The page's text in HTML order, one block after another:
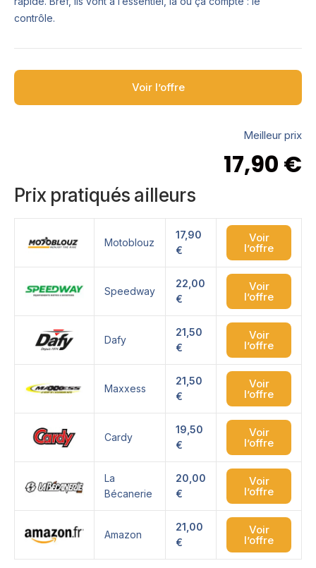
contrôle.
Voir l’offre
Meilleur prix
17,90 €
Prix pratiqués ailleurs
Motoblouz
17,90
€
Voir
l’offre
Speedway
22,00
€
Voir
l’offre
Dafy
21,50
€
Voir
l’offre
Maxxess
21,50
€
Voir
l’offre
Cardy
19,50
€
Voir
l’offre
La
Bécanerie
20,00
€
Voir
l’offre
Amazon
21,00
€
Voir
l’offre